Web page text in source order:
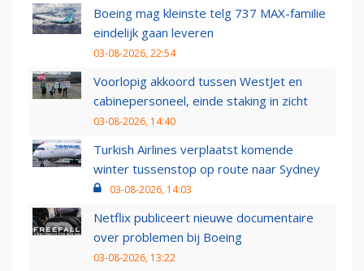
Boeing mag kleinste telg 737 MAX-familie
eindelijk gaan leveren
03-08-2026, 22:54
Voorlopig akkoord tussen WestJet en
cabinepersoneel, einde staking in zicht
03-08-2026, 14:40
Turkish Airlines verplaatst komende
winter tussenstop op route naar Sydney
03-08-2026, 14:03
Netflix publiceert nieuwe documentaire
over problemen bij Boeing
03-08-2026, 13:22